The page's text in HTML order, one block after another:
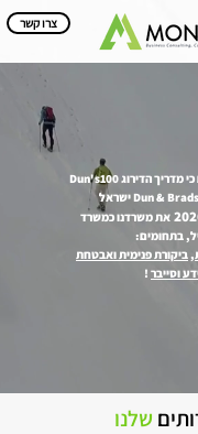
צרו קשר
שמחים לבשר לכם כי מדריך הדירוג Dun's100
את משרדנו כמשרד
בתחומים:
,ביקורת פנימית ואבטחת
וסייבר !
שלנו